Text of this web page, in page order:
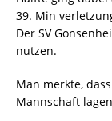
39. Min
Der SV
nutzen.
Man merkte,
Mannschaft